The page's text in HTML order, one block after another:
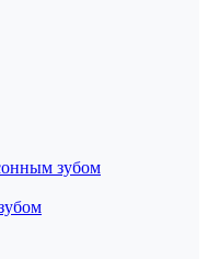
зубом